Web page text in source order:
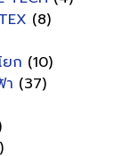
(8)
ยก (10)
า (37)